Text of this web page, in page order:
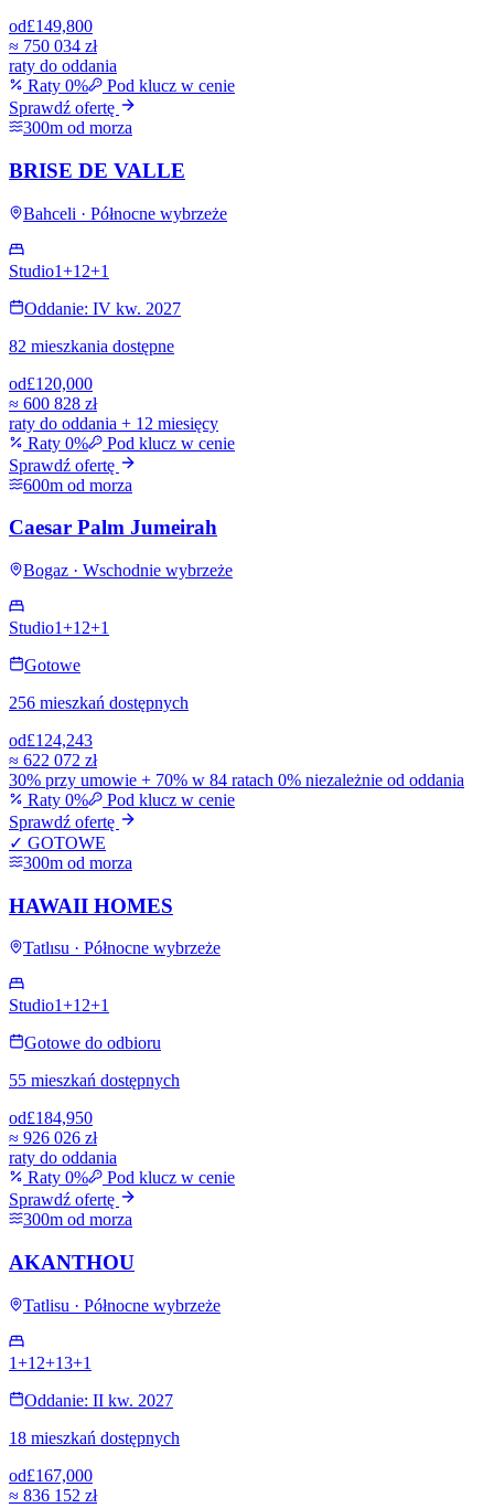
od£149,800
≈ 750 034 zł
raty do oddania
Raty 0%
Pod klucz w cenie
Sprawdź ofertę
300m od morza
BRISE DE VALLE
Bahceli · Północne wybrzeże
Studio1+1 2+1
Oddanie: IV kw. 2027
82 mieszkania dostępne
od£120,000
≈ 600 828 zł
raty do oddania + 12 miesięcy
Raty 0%
Pod klucz w cenie
Sprawdź ofertę
600m od morza
Caesar Palm Jumeirah
Bogaz · Wschodnie wybrzeże
Studio1+1 2+1
Gotowe
256 mieszkań dostępnych
od£124,243
≈ 622 072 zł
30% przy umowie + 70% w 84 ratach 0% niezależnie od oddania
Raty 0%
Pod klucz w cenie
Sprawdź ofertę
✓ GOTOWE
300m od morza
HAWAII HOMES
Tatlısu · Północne wybrzeże
Studio1+1 2+1
Gotowe do odbioru
55 mieszkań dostępnych
od£184,950
≈ 926 026 zł
raty do oddania
Raty 0%
Pod klucz w cenie
Sprawdź ofertę
300m od morza
AKANTHOU
Tatlisu · Północne wybrzeże
1+1 2+13+1
Oddanie: II kw. 2027
18 mieszkań dostępnych
od£167,000
≈ 836 152 zł